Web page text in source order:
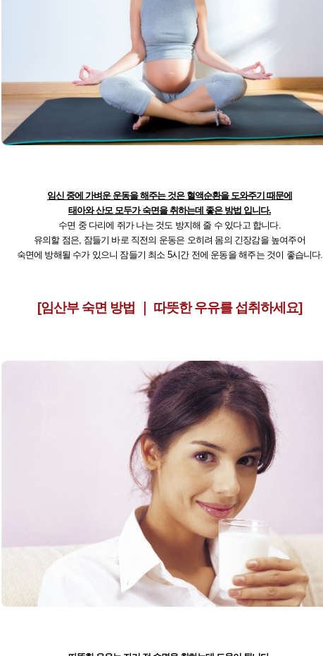
임신 중에 가벼운 운동을 해주는 것은 혈액순환을 도와주기 때문에
태아와 산모 모두가 숙면을 취하는데 좋은 방법 입니다.
수면 중 다리에 쥐가 나는 것도 방지해 줄 수 있다고 합니다.
유의할 점은, 잠들기 바로 직전의 운동은 오히려 몸의 긴장감을 높여주어
숙면에 방해될 수가 있으니 잠들기 최소 5시간 전에 운동을 해주는 것이 좋습니다.
[임산부 숙면 방법 ｜ 따뜻한 우유를 섭취하세요]